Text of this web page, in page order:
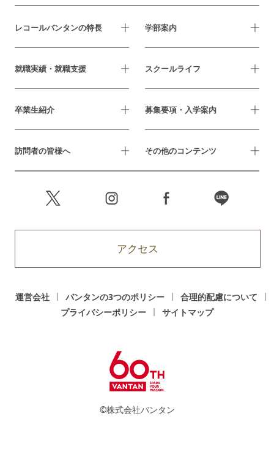
レコールバンタンの特長 学部案内
就職実績・就職支援 スクールライフ
卒業生紹介 募集要項・入学案内
訪問者の皆様へ その他のコンテンツ
アクセス
運営会社 バンタンの3つのポリシー
合理的配慮について
プライバシーポリシー
サイトマップ
©株式会社バンタン